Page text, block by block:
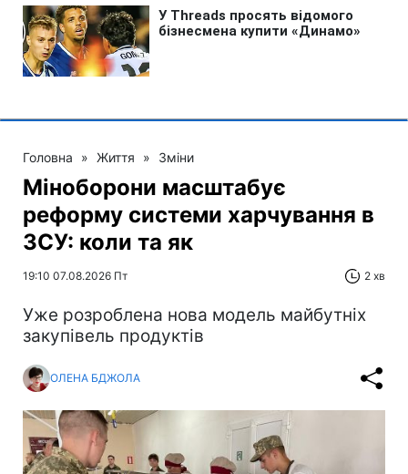
Головна » Життя » Зміни
Міноборони масштабує
реформу системи харчування в
ЗСУ: коли та як
19:10 07.08.2026 Пт 2 хв
Уже розроблена нова модель майбутніх
закупівель продуктів
ОЛЕНА БДЖОЛА